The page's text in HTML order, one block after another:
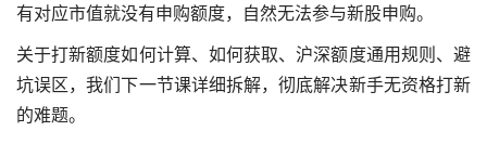
有对应市值就没有申购额度，自然无法参与新股申购。
关于打新额度如何计算、如何获取、沪深额度通用规则、避
坑误区，我们下一节课详细拆解，彻底解决新手无资格打新
的难题。